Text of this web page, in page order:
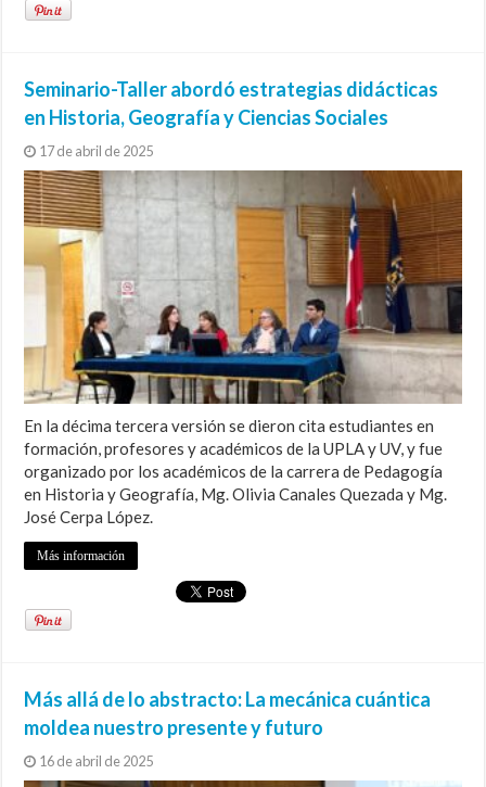
Seminario-Taller abordó estrategias didácticas
en Historia, Geografía y Ciencias Sociales
17 de abril de 2025
En la décima tercera versión se dieron cita estudiantes en
formación, profesores y académicos de la UPLA y UV, y fue
organizado por los académicos de la carrera de Pedagogía
en Historia y Geografía, Mg. Olivia Canales Quezada y Mg.
José Cerpa López.
Más información
Más allá de lo abstracto: La mecánica cuántica
moldea nuestro presente y futuro
16 de abril de 2025